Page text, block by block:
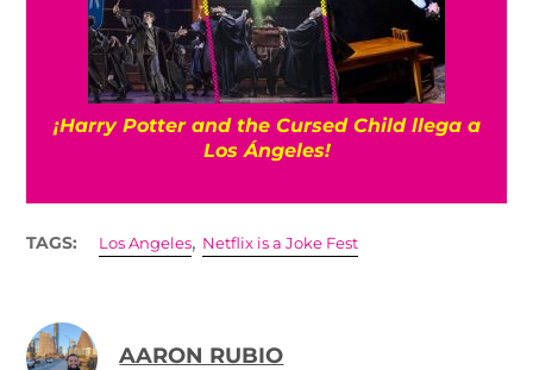
¡Harry Potter and the Cursed Child llega a
Los Ángeles!
TAGS: Los Angeles, Netflix is a Joke Fest
AARON RUBIO